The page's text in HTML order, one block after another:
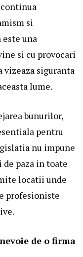
si
una
si cu provocari
siguranta
lume.
bunurilor,
pentru
nu impune
paza in toate
locatii unde
profesioniste
de o firma